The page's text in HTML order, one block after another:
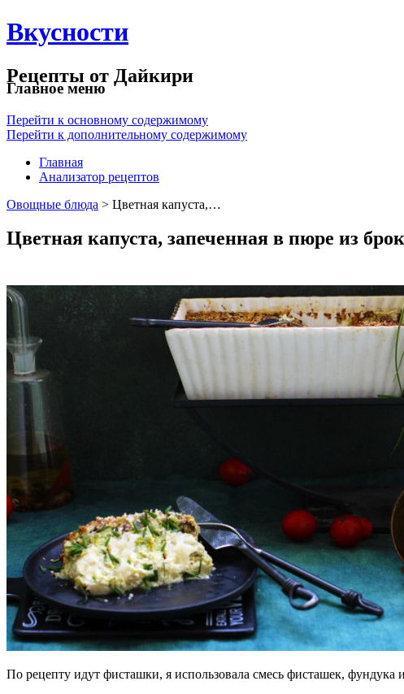
Вкусности
Рецепты от Дайкири
Главное меню
Перейти к основному содержимому
Перейти к дополнительному содержимому
Главная
Анализатор рецептов
Овощные блюда > Цветная капуста,…
Цветная капуста, запеченная в пюре из
По рецепту идут фисташки, я использовала смесь фисташек, фундука и